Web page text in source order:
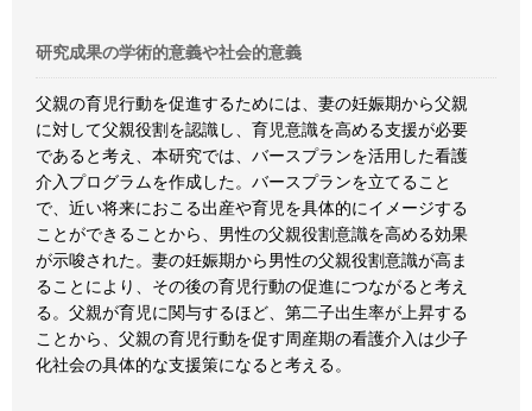
研究成果の学術的意義や社会的意義
父親の育児行動を促進するためには、妻の妊娠期から父親
に対して父親役割を認識し、育児意識を高める支援が必要
であると考え、本研究では、バースプランを活用した看護
介入プログラムを作成した。バースプランを立てること
で、近い将来におこる出産や育児を具体的にイメージする
ことができることから、男性の父親役割意識を高める効果
が示唆された。妻の妊娠期から男性の父親役割意識が高ま
ることにより、その後の育児行動の促進につながると考え
る。父親が育児に関与するほど、第二子出生率が上昇する
ことから、父親の育児行動を促す周産期の看護介入は少子
化社会の具体的な支援策になると考える。